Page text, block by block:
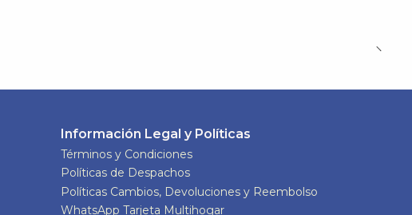
Información Legal y Políticas
Términos y Condiciones
Políticas de Despachos
Políticas Cambios, Devoluciones y Reembolso
WhatsApp Tarjeta Multihogar